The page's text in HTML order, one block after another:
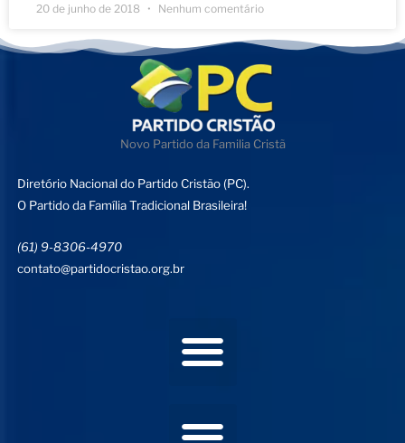
20 de junho de 2018 Nenhum comentário
Novo Partido da Familia Cristã
Diretório Nacional do Partido Cristão (PC).
O Partido da Família Tradicional Brasileira!
(61) 9-8306-4970
contato@partidocristao.org.br